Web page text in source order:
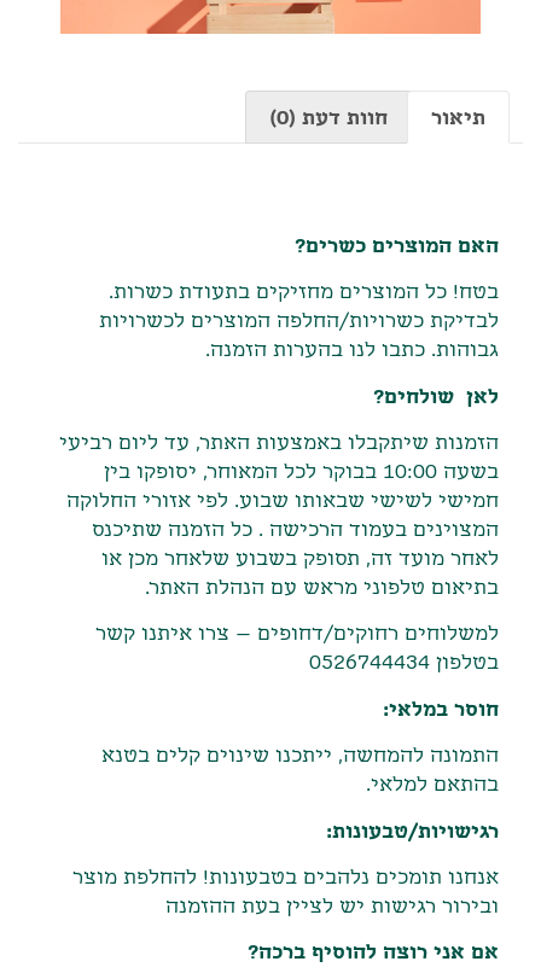
תיאור חוות דעת (0)
האם המוצרים כשרים?
בטח! כל המוצרים מחזיקים בתעודת כשרות.
לבדיקת כשרויות/החלפה המוצרים לכשרויות
גבוהות. כתבו לנו בהערות הזמנה.
לאן שולחים?
הזמנות שיתקבלו באמצעות האתר, עד ליום רביעי
בשעה
בבוקר לכל המאוחר, יסופקו בין
חמישי לשישי שבאותו שבוע. לפי אזורי החלוקה
המצוינים בעמוד הרכישה . כל הזמנה שתיכנס
לאחר מועד זה, תסופק בשבוע שלאחר מכן או
בתיאום טלפוני מראש עם הנהלת האתר.
למשלוחים רחוקים/דחופים – צרו איתנו קשר
בטלפון 0526744434
חוסר במלאי:
התמונה להמחשה, ייתכנו שינוים קלים בטנא
בהתאם למלאי.
רגישויות/טבעונות:
אנחנו תומכים נלהבים בטבעונות! להחלפת מוצר
ובירור רגישות יש לציין בעת ההזמנה
אם אני רוצה להוסיף ברכה?